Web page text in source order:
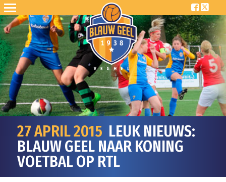
27 APRIL 2015 LEUK NIEUWS:
BLAUW GEEL NAAR KONING
VOETBAL OP RTL